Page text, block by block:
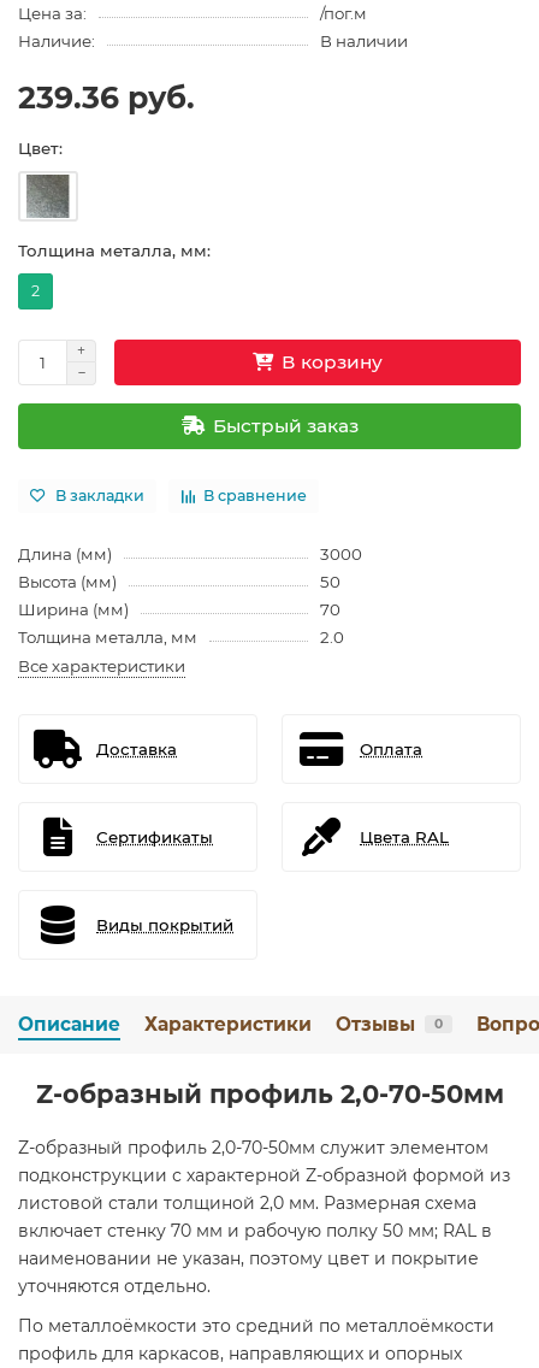
Цена за:
/пог.м
Наличие:
В наличии
239.36 руб.
Цвет:
Толщина металла, мм:
2
В корзину
Быстрый заказ
В закладки В сравнение
Длина (мм)
3000
Высота (мм)
50
Ширина (мм)
70
Толщина металла, мм
2.0
Все характеристики
Доставка Оплата
Сертификаты Цвета RAL
Виды покрытий
Описание Характеристики Отзывы 0
Z-образный профиль 2,0-70-50мм
Z-образный профиль 2,0-70-50мм служит элементом
подконструкции с характерной Z-образной формой из
листовой стали толщиной 2,0 мм. Размерная схема
включает стенку 70 мм и рабочую полку 50 мм; RAL в
наименовании не указан, поэтому цвет и покрытие
уточняются отдельно.
По металлоёмкости это средний по металлоёмкости
профиль для каркасов, направляющих и опорных